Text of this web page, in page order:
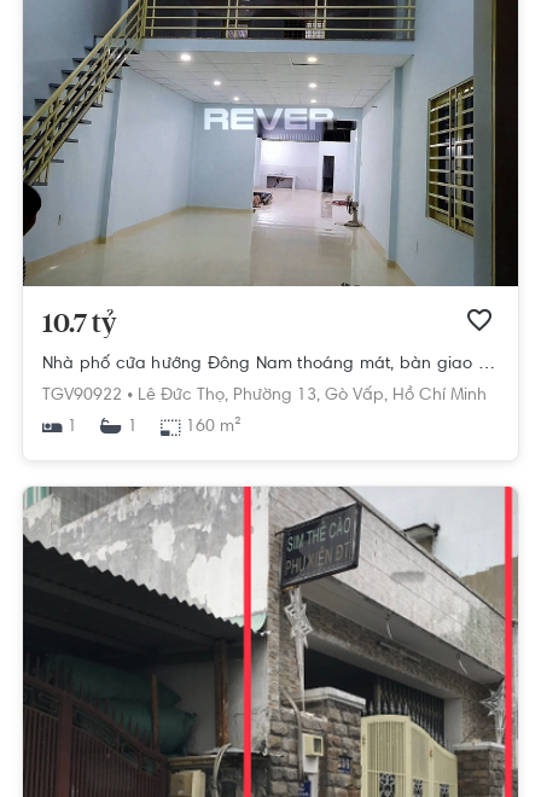
10.7 tỷ
Nhà phố cửa hướng Đông Nam thoáng mát, bàn giao không nội thất.
TGV90922 • Lê Đức Thọ, Phường 13, Gò Vấp, Hồ Chí Minh
1 160 m²